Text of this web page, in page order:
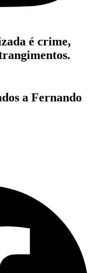
é crime,
a Fernando